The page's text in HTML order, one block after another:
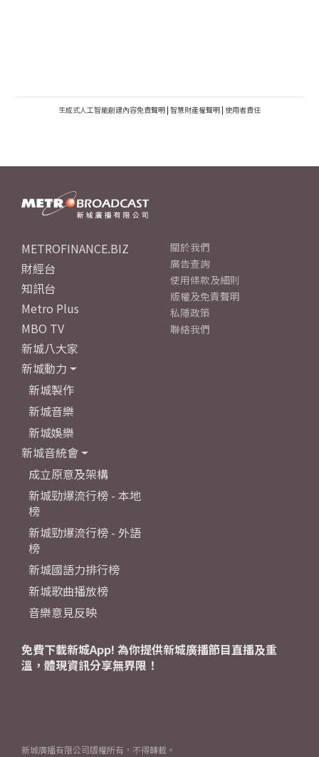
生成式人工智能創建內容免責聲明 | 智慧財產權聲明 | 使用者責任
METROFINANCE.BIZ
財經台
知訊台
Metro Plus
MBO TV
新城八大家
新城動力
新城製作
新城音樂
新城娛樂
新城音統會
成立原意及架構
新城勁爆流行榜 - 本地
榜
新城勁爆流行榜 - 外語
榜
新城國語力排行榜
新城歌曲播放榜
音樂意見反映
關於我們
廣告查詢
使用條款及細則
版權及免責聲明
私隱政策
聯絡我們
免費下載新城App! 為你提供新城廣播節目直播及重
溫，體現資訊分享無界限！
新城廣播有限公司版權所有，不得轉載。